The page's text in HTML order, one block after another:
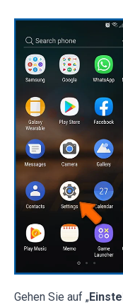
Gehen Sie auf „